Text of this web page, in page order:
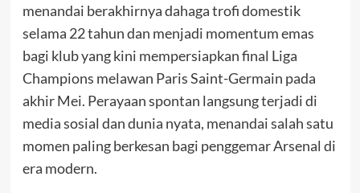
menandai berakhirnya dahaga trofi domestik
selama 22 tahun dan menjadi momentum emas
bagi klub yang kini mempersiapkan final Liga
Champions melawan Paris Saint-Germain pada
akhir Mei. Perayaan spontan langsung terjadi di
media sosial dan dunia nyata, menandai salah satu
momen paling berkesan bagi penggemar Arsenal di
era modern.